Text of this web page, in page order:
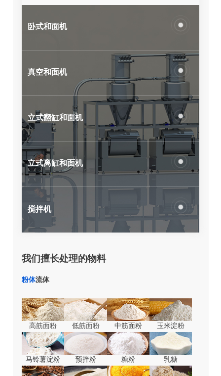
卧式和面机
真空和面机
立式翻缸和面机
立式离缸和面机
搅拌机
我们擅长处理的物料
粉体流体
高筋面粉 低筋面粉 中筋面粉 玉米淀粉
马铃薯淀粉 预拌粉 糖粉 乳糖